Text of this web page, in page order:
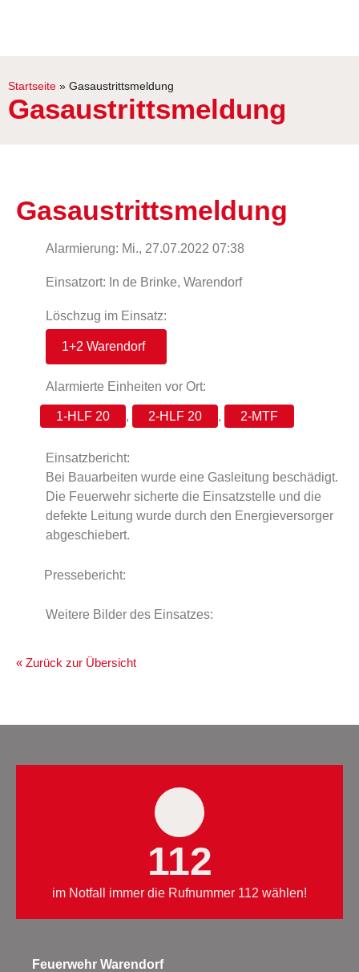
Startseite » Gasaustrittsmeldung
Gasaustrittsmeldung
Gasaustrittsmeldung
Alarmierung: Mi., 27.07.2022 07:38
Einsatzort: In de Brinke, Warendorf
Löschzug im Einsatz:
1+2 Warendorf
Alarmierte Einheiten vor Ort:
1-HLF 20 , 2-HLF 20 , 2-MTF
Einsatzbericht:
Bei Bauarbeiten wurde eine Gasleitung beschädigt.
Die Feuerwehr sicherte die Einsatzstelle und die
defekte Leitung wurde durch den Energieversorger
abgeschiebert.
Pressebericht:
Weitere Bilder des Einsatzes:
« Zurück zur Übersicht
112
im Notfall immer die Rufnummer 112 wählen!
Feuerwehr Warendorf